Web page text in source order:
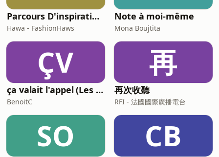
Parcours D'inspirations
Hawa - FashionHaws
Note à moi-même
Mona Boujtita
ÇV
ça valait l'appel (Les meilleures histoires de la relation client)
BenoitC
再
再次收聽
RFI - 法國國際廣播電台
SO CB